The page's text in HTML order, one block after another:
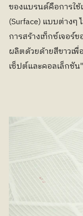
ของแบรนด์คือการใ
(Surface) แบบต่างๆ
การสร้างเท็กซ์เจอร์
ผลิตด้วยด้ายสีขาวเ
เซ็ปต์และคอลเล็กชัน"